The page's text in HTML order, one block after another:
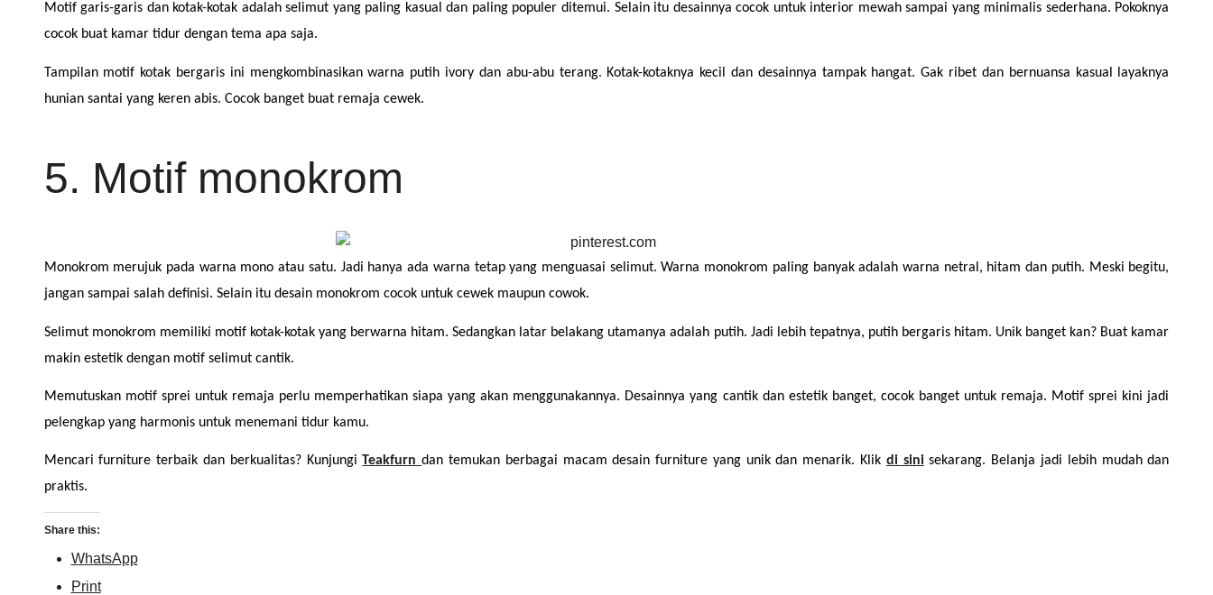
Motif garis-garis dan kotak-kotak adalah selimut yang paling kasual dan paling populer ditemui. Selain itu desainnya cocok untuk interior mewah sampai yang minimalis sederhana. Pokoknya
cocok buat kamar tidur dengan tema apa saja.
Tampilan motif kotak bergaris ini mengkombinasikan warna putih ivory dan abu-abu terang. Kotak-kotaknya kecil dan desainnya tampak hangat. Gak ribet dan bernuansa kasual layaknya
hunian santai yang keren abis. Cocok banget buat remaja cewek.
5. Motif monokrom
Monokrom merujuk pada warna mono atau satu. Jadi hanya ada warna tetap yang menguasai selimut. Warna monokrom paling banyak adalah warna netral, hitam dan putih. Meski begitu,
jangan sampai salah definisi. Selain itu desain monokrom cocok untuk cewek maupun cowok.
Selimut monokrom memiliki motif kotak-kotak yang berwarna hitam. Sedangkan latar belakang utamanya adalah putih. Jadi lebih tepatnya, putih bergaris hitam. Unik banget kan? Buat kamar
makin estetik dengan motif selimut cantik.
Memutuskan motif sprei untuk remaja perlu memperhatikan siapa yang akan menggunakannya. Desainnya yang cantik dan estetik banget, cocok banget untuk remaja. Motif sprei kini jadi
pelengkap yang harmonis untuk menemani tidur kamu.
Mencari furniture terbaik dan berkualitas? Kunjungi Teakfurn dan temukan berbagai macam desain furniture yang unik dan menarik. Klik di sini sekarang. Belanja jadi lebih mudah dan
praktis.
Share this:
WhatsApp
Print